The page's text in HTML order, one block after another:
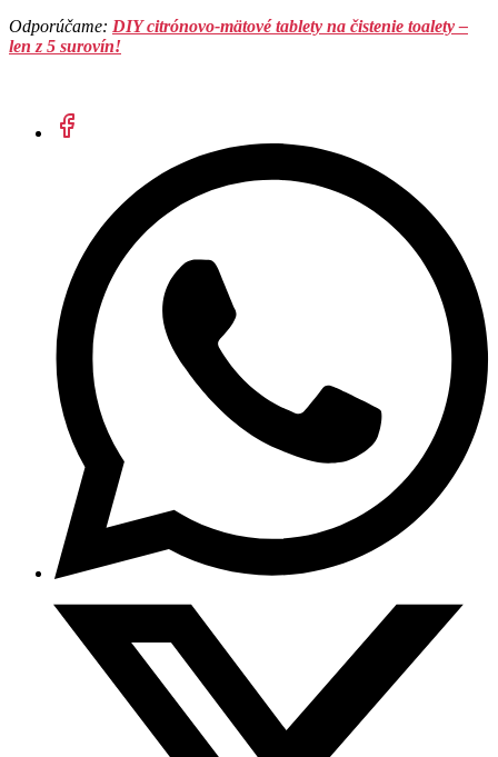
Odporúčame: DIY citrónovo-mätové tablety na čistenie toalety –
len z 5 surovín!